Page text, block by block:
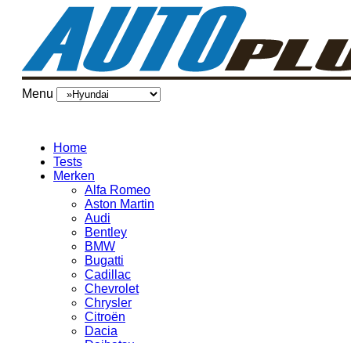
Menu
Home
Tests
Merken
Alfa Romeo
Aston Martin
Audi
Bentley
BMW
Bugatti
Cadillac
Chevrolet
Chrysler
Citroën
Dacia